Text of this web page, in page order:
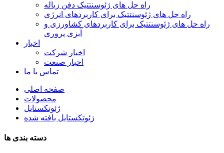
راه حل های ژئوسنتتیک دفن زباله
راه حل های ژئوسنتتیک برای کاربردهای انرژی
راه حل های ژئوسنتتیک برای کاربردهای کشاورزی و
آبزی پروری
اخبار
اخبار شرکت
اخبار صنعت
تماس با ما
صفحه اصلی
محصولات
ژئوتکستایل
ژئوتکستایل بافته شده
دسته بندی ها